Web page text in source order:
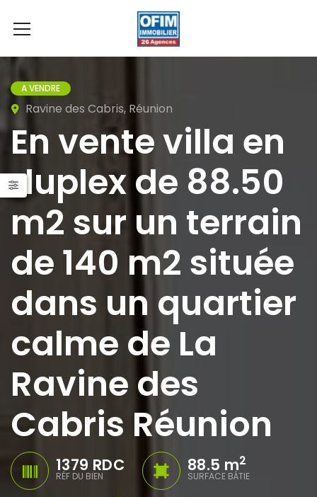
A VENDRE
Ravine des Cabris, Réunion
En vente villa en
duplex de 88.50
m2 sur un terrain
de 140 m2 située
dans un quartier
calme de La
Ravine des
Cabris Réunion
1379 RDC
RÉF DU BIEN
88.5 m2
SURFACE BÂTIE